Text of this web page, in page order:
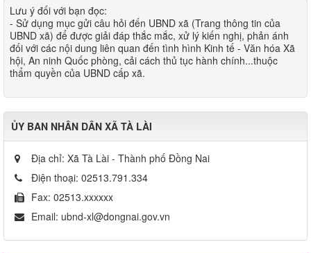
Lưu ý đối với bạn đọc​:
- Sử dụng mục gửi câu hỏi đến UBND xã (Trang thông tin của
UBND xã) để được giải đáp thắc mắc, xử lý kiến nghị, phản ánh
đối với các nội dung liên quan đến tình hìn​h Kinh tế - Văn hóa Xã
hội, An ninh Quốc phòng, cải cách thủ tục hành chính...thuộc
thẩm quyền của UBND cấp xã.
ỦY BAN NHÂN DÂN XÃ TÀ LÀI
Địa chỉ: Xã Tà Lài - Thành phố Đồng Nai
Điện thoại: 02513.791.334
Fax: 02513.xxxxxx
Email: ubnd-xl@dongnai.gov.vn